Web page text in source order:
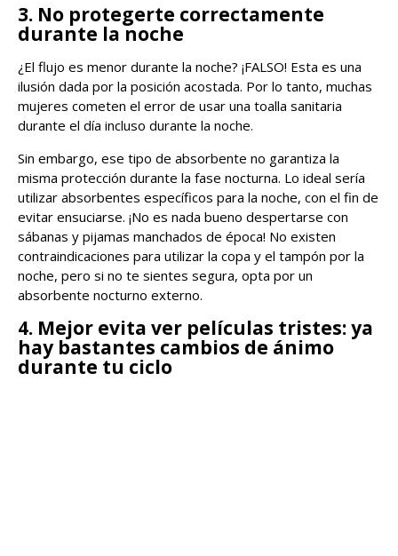
3. No protegerte correctamente
durante la noche
¿El flujo es menor durante la noche? ¡FALSO! Esta es una
ilusión dada por la posición acostada. Por lo tanto, muchas
mujeres cometen el error de usar una toalla sanitaria
durante el día incluso durante la noche.
Sin embargo, ese tipo de absorbente no garantiza la
misma protección durante la fase nocturna. Lo ideal sería
utilizar absorbentes específicos para la noche, con el fin de
evitar ensuciarse. ¡No es nada bueno despertarse con
sábanas y pijamas manchados de época! No existen
contraindicaciones para utilizar la copa y el tampón por la
noche, pero si no te sientes segura, opta por un
absorbente nocturno externo.
4. Mejor evita ver películas tristes: ya
hay bastantes cambios de ánimo
durante tu ciclo